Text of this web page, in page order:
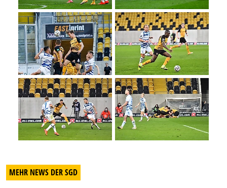
MEHR NEWS DER SGD